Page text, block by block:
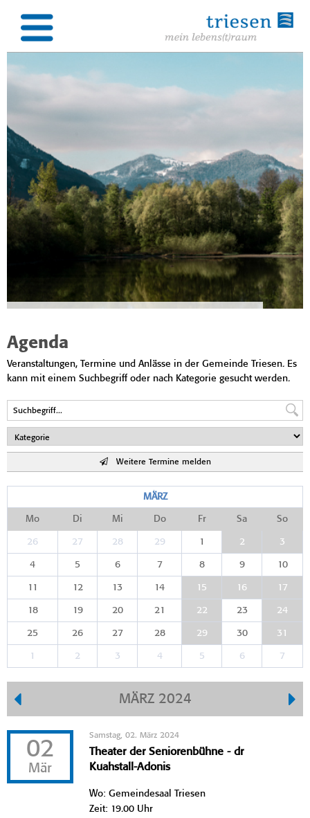
Agenda
Veranstaltungen, Termine und Anlässe in der Gemeinde Triesen. Es
kann mit einem Suchbegriff oder nach Kategorie gesucht werden.
Weitere Termine melden
MÄRZ
Mo Di Mi Do Fr Sa So
26 27 28 29 1 2 3
4 5 6 7 8 9 10
11 12 13 14 15 16 17
18 19 20 21 22 23 24
25 26 27 28 29 30 31
1 2 3 4 5 6 7
MÄRZ 2024
02
Mär
Samstag, 02. März 2024
Theater der Seniorenbühne - dr
Kuahstall-Adonis
Wo: Gemeindesaal Triesen
Zeit: 19.00 Uhr